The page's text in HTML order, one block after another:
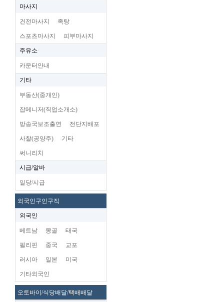
마사지
건전마사지 족탕
스포츠마사지 피부마사지
주유소
카운터안내
기타
부동산(중개인)
잡메니저(직업소개소)
방송국보조출연 전단지배포
사찰(공양주) 기타
써니리치
시급/알바
일당/시급
외국인구인구직
외국인
베트남 몽골 태국
필리핀 중국 교포
러시아 일본 미국
기타외국인
오토바이/식당배달/택배배달